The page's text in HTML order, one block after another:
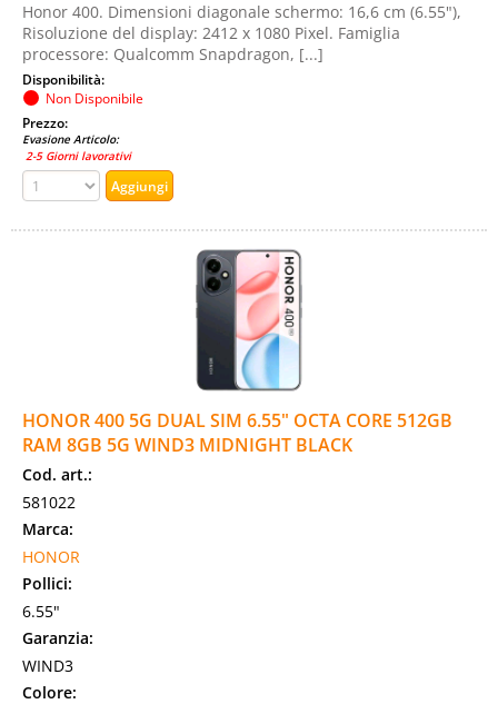
Honor 400. Dimensioni diagonale schermo: 16,6 cm (6.55"),
Risoluzione del display: 2412 x 1080 Pixel. Famiglia
processore: Qualcomm Snapdragon, [...]
Disponibilità:
Non Disponibile
Prezzo:
Evasione Articolo:
2-5 Giorni lavorativi
HONOR 400 5G DUAL SIM 6.55" OCTA CORE 512GB
RAM 8GB 5G WIND3 MIDNIGHT BLACK
Cod. art.:
581022
Marca:
HONOR
Pollici:
6.55"
Garanzia:
WIND3
Colore: